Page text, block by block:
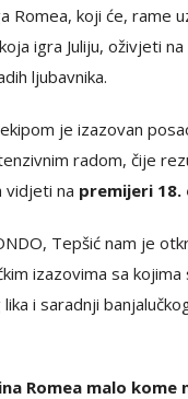
Romea, koji će, rame
igra Juliju, oživjeti
ljubavnika.
je izazovan
radom, čije
vidjeti na premijeri
Tepšić nam je
izazovima sa kojima
i saradnji
Romea malo kome